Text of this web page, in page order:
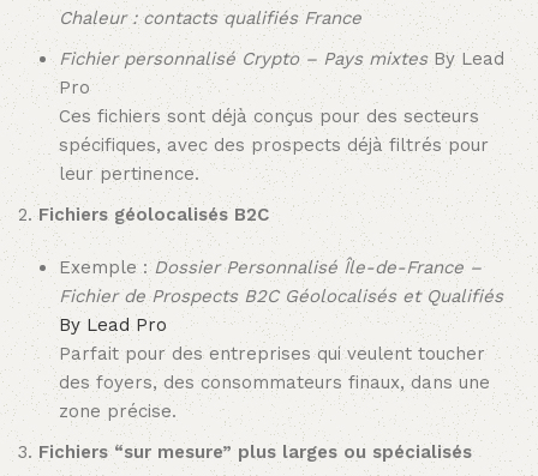
Chaleur : contacts qualifiés France
Fichier personnalisé Crypto – Pays mixtes By Lead
Pro
Ces fichiers sont déjà conçus pour des secteurs
spécifiques, avec des prospects déjà filtrés pour
leur pertinence.
Fichiers géolocalisés B2C
Exemple :Dossier Personnalisé Île-de-France –
Fichier de Prospects B2C Géolocalisés et Qualifiés
By Lead Pro
Parfait pour des entreprises qui veulent toucher
des foyers, des consommateurs finaux, dans une
zone précise.
Fichiers “sur mesure” plus larges ou spécialisés